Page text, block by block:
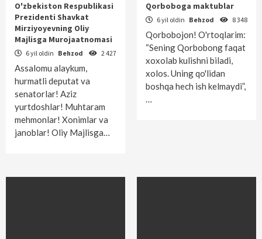
O'zbekiston Respublikasi
Prezidenti Shavkat
Mirziyoyevning Oliy
Majlisga Murojaatnomasi
6 yil oldin Behzod 2 427
Assalomu alaykum,
hurmatli deputat va
senatorlar! Aziz
yurtdoshlar! Muhtaram
mehmonlar! Xonimlar va
janoblar! Oliy Majlisga…
Qorboboga maktublar
6 yil oldin Behzod 8 348
Qorbobojon! O'rtoqlarim:
“Sening Qorbobong faqat
xoxolab kulishni biladi,
xolos. Uning qo'lidan
boshqa hech ish kelmaydi”,
…